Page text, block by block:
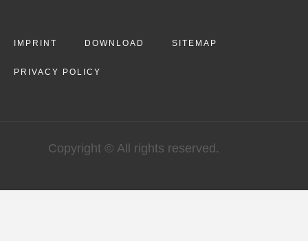
IMPRINT DOWNLOAD SITEMAP
PRIVACY POLICY
Copyright © All rights reserved.